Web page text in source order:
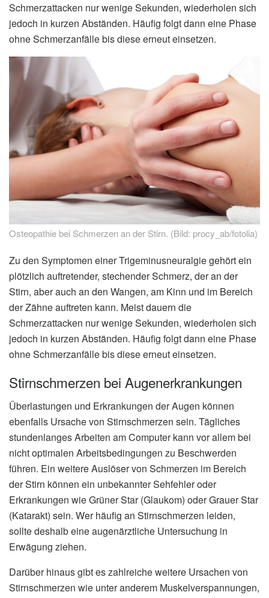
Schmerzattacken nur wenige Sekunden, wiederholen sich
jedoch in kurzen Abständen. Häufig folgt dann eine Phase
ohne Schmerzanfälle bis diese erneut einsetzen.
Osteopathie bei Schmerzen an der Stirn. (Bild: procy_ab/fotolia)
Zu den Symptomen einer Trigeminusneuralgie gehört ein
plötzlich auftretender, stechender Schmerz, der an der
Stirn, aber auch an den Wangen, am Kinn und im Bereich
der Zähne auftreten kann. Meist dauern die
Schmerzattacken nur wenige Sekunden, wiederholen sich
jedoch in kurzen Abständen. Häufig folgt dann eine Phase
ohne Schmerzanfälle bis diese erneut einsetzen.
Stirnschmerzen bei Augenerkrankungen
Überlastungen und Erkrankungen der Augen können
ebenfalls Ursache von Stirnschmerzen sein. Tägliches
stundenlanges Arbeiten am Computer kann vor allem bei
nicht optimalen Arbeitsbedingungen zu Beschwerden
führen. Ein weitere Auslöser von Schmerzen im Bereich
der Stirn können ein unbekannter Sehfehler oder
Erkrankungen wie Grüner Star (Glaukom) oder Grauer Star
(Katarakt) sein. Wer häufig an Stirnschmerzen leiden,
sollte deshalb eine augenärztliche Untersuchung in
Erwägung ziehen.
Darüber hinaus gibt es zahlreiche weitere Ursachen von
Stirnschmerzen wie unter anderem Muskelverspannungen,